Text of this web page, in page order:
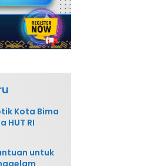
Kota Bima
HUT RI
untuk